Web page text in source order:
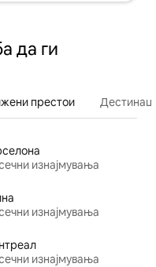
да ги
престои
изнајмувања
изнајмувања
изнајмувања